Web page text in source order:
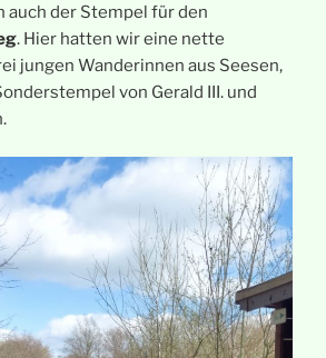
auch der Stempel für den
. Hier hatten wir eine nette
jungen Wanderinnen aus Seesen,
von Gerald III. und